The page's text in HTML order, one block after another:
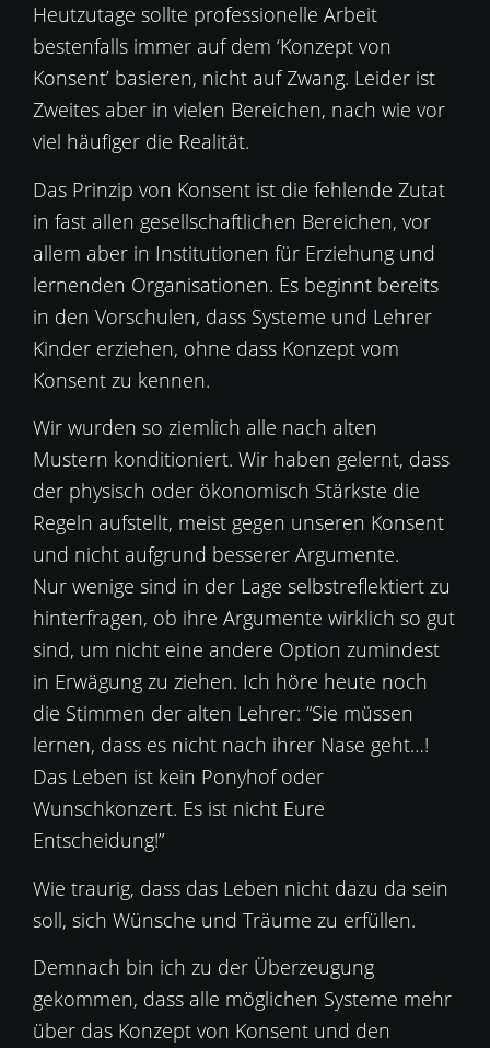
Heutzutage sollte professionelle Arbeit
bestenfalls immer auf dem ‘Konzept von
Konsent’ basieren, nicht auf Zwang. Leider ist
Zweites aber in vielen Bereichen, nach wie vor
viel häufiger die Realität.
Das Prinzip von Konsent ist die fehlende Zutat
in fast allen gesellschaftlichen Bereichen, vor
allem aber in Institutionen für Erziehung und
lernenden Organisationen. Es beginnt bereits
in den Vorschulen, dass Systeme und Lehrer
Kinder erziehen, ohne dass Konzept vom
Konsent zu kennen.
Wir wurden so ziemlich alle nach alten
Mustern konditioniert. Wir haben gelernt, dass
der physisch oder ökonomisch Stärkste die
Regeln aufstellt, meist gegen unseren Konsent
und nicht aufgrund besserer Argumente.
Nur wenige sind in der Lage selbstreflektiert zu
hinterfragen, ob ihre Argumente wirklich so gut
sind, um nicht eine andere Option zumindest
in Erwägung zu ziehen. Ich höre heute noch
die Stimmen der alten Lehrer: “Sie müssen
lernen, dass es nicht nach ihrer Nase geht…!
Das Leben ist kein Ponyhof oder
Wunschkonzert. Es ist nicht Eure
Entscheidung!”
Wie traurig, dass das Leben nicht dazu da sein
soll, sich Wünsche und Träume zu erfüllen.
Demnach bin ich zu der Überzeugung
gekommen, dass alle möglichen Systeme mehr
über das Konzept von Konsent und den